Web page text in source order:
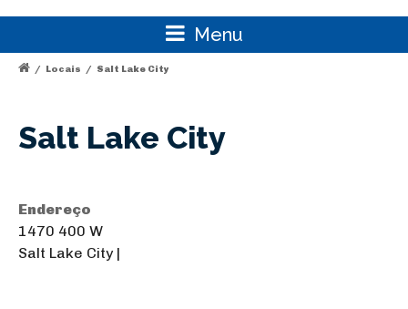
Menu
/ Locais / Salt Lake City
Salt Lake City
Endereço
1470 400 W
Salt Lake City |